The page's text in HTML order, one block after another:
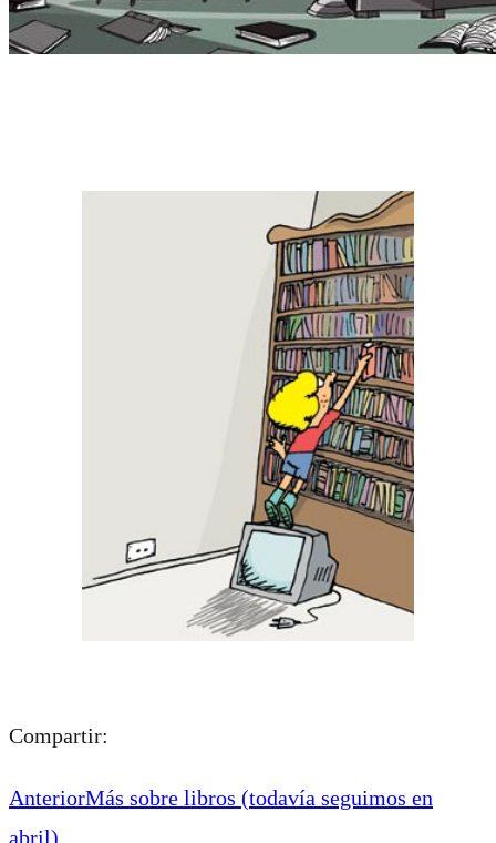
Compartir:
AnteriorMás sobre libros (todavía seguimos en
abril)